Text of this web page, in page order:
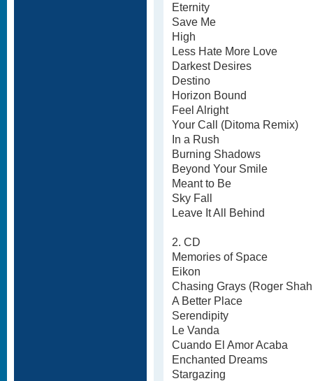
Eternity
Save Me
High
Less Hate More Love
Darkest Desires
Destino
Horizon Bound
Feel Alright
Your Call (Ditoma Remix)
In a Rush
Burning Shadows
Beyond Your Smile
Meant to Be
Sky Fall
Leave It All Behind
2. CD
Memories of Space
Eikon
Chasing Grays (Roger
A Better Place
Serendipity
Le Vanda
Cuando El Amor Acaba
Enchanted Dreams
Stargazing